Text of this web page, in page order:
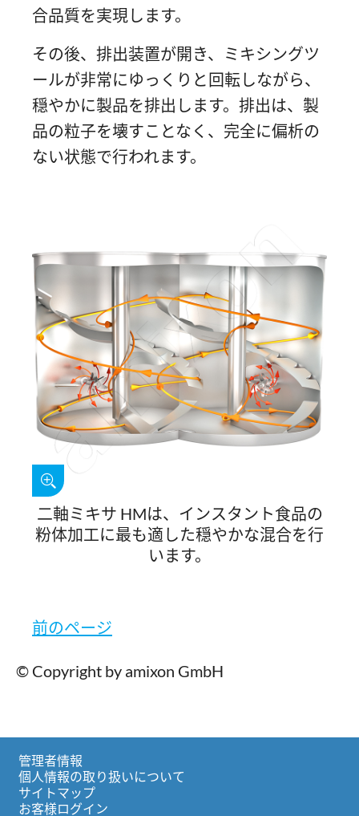
合品質を実現します。
その後、排出装置が開き、ミキシングツ
ールが非常にゆっくりと回転しながら、
穏やかに製品を排出します。排出は、製
品の粒子を壊すことなく、完全に偏析の
ない状態で行われます。
二軸ミキサ HMは、インスタント食品の
粉体加工に最も適した穏やかな混合を行
います。
前のページ
© Copyright by amixon GmbH
管理者情報
個人情報の取り扱いについて
サイトマップ
お客様ログイン